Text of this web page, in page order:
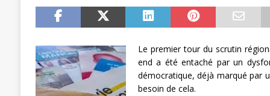
SECTEUR POSTAL
La Poste –
POSTAL
[ 11 septembre 2025 ]
Chronopost –
Le premier tour du scrutin
end a été entaché par un
démocratique, déjà marqué par
besoin de cela.